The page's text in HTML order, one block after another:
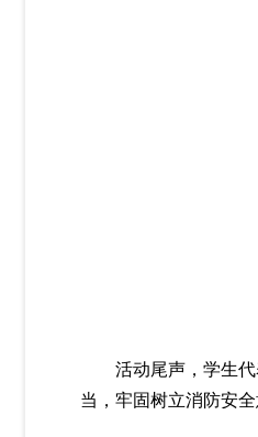
活动尾声，学生
当，牢固树立消防安